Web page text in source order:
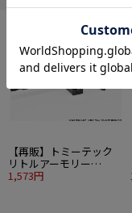
■サイズ：約60×35cm
■素材：ポリエステル、ラバ
©2020 島田フミカネ・
【再販】トミーテック
リトルアーモリー
[LASW05] ストライクウ
1,573円